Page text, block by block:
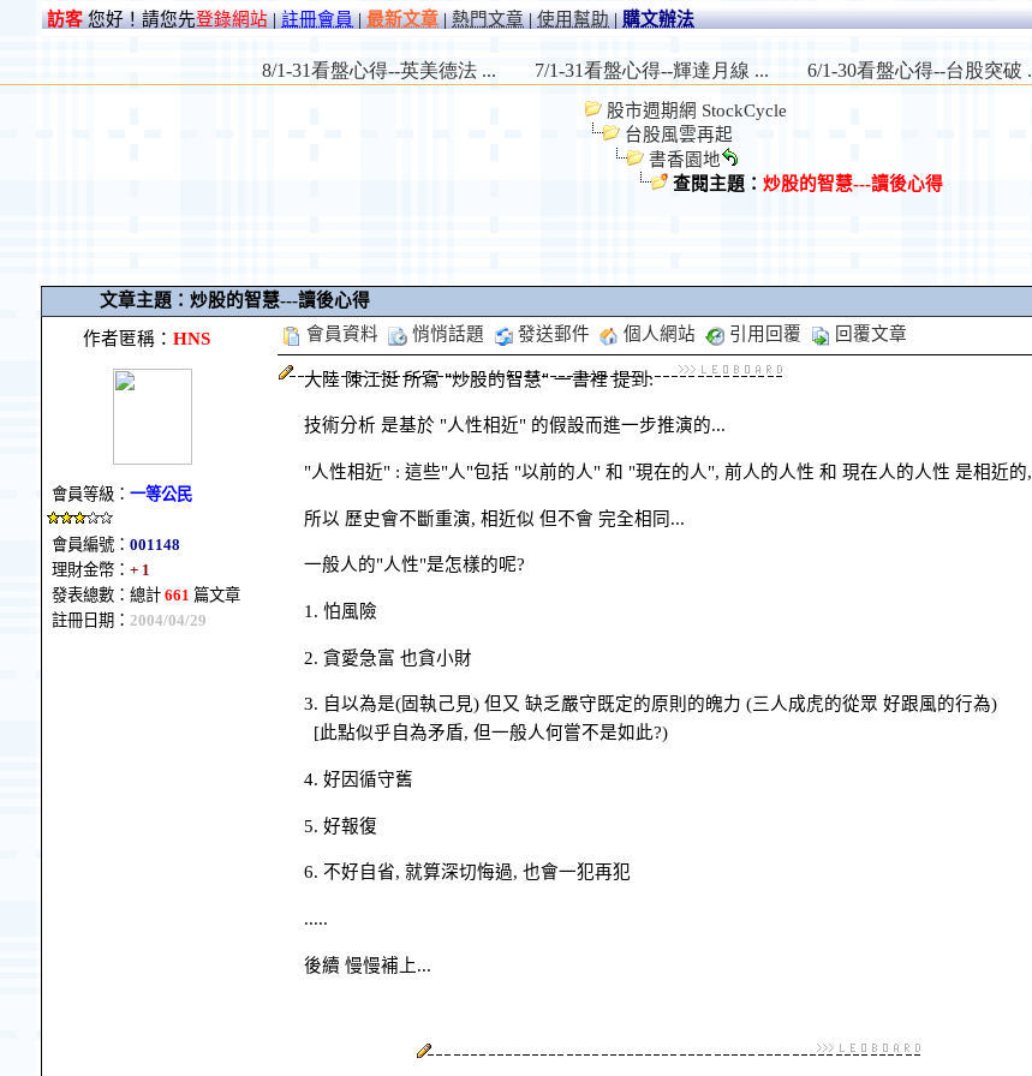
訪客您好！請您先登錄網站|註冊會員|最新文章|熱門文章|使用幫助|購文辦法
股市週期網 StockCycle
台股風雲再起
書香園地
查閱主題： 炒股的智慧---讀後心得
文章主題：炒股的智慧---讀後心得
作者匿稱： HNS
會員等級： 一等公民
會員編號： 001148
理財金幣： + 1
發表總數：總計 661 篇文章
註冊日期： 2004/04/29
會員資料 悄悄話題 發送郵件 個人網站 引用回覆 回覆文章
大陸 陳江挺 所寫 "炒股的智慧" 一書裡 提到:
技術分析 是基於 "人性相近" 的假設而進一步推演的...
"人性相近" : 這些"人"包括 "以前的人" 和 "現在的人", 前人的人性 和 現在人的人性 是相近的,
所以 歷史會不斷重演, 相近似 但不會 完全相同...
一般人的"人性"是怎樣的呢?
1. 怕風險
2. 貪愛急富 也貪小財
3. 自以為是(固執己見) 但又 缺乏嚴守既定的原則的魄力 (三人成虎的從眾 好跟風的行為)
[此點似乎自為矛盾, 但一般人何嘗不是如此?)
4. 好因循守舊
5. 好報復
6. 不好自省, 就算深切悔過, 也會一犯再犯
.....
後續 慢慢補上...